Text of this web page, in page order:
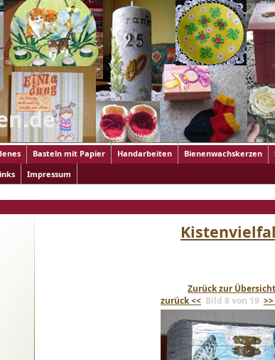
Basteln mit Papier Handarbeiten Bienenwachskerzen
Impressum
Zurück zur Übersicht
zurück << Bild 8 von 19